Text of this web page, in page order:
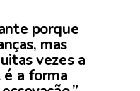
porque
mas
vezes a
a forma